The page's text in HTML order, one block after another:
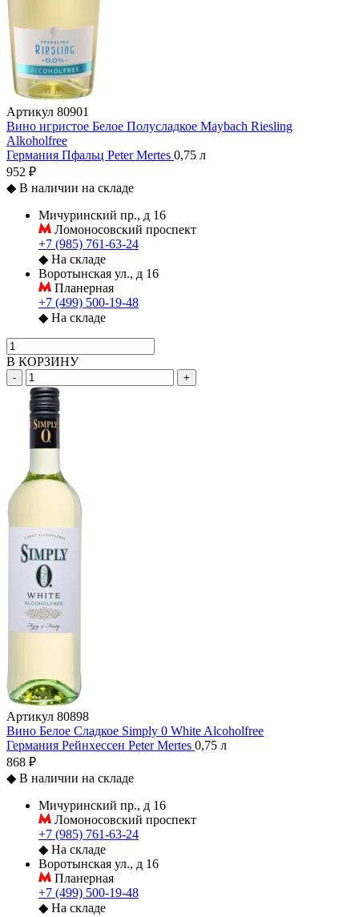
Артикул 80901
Вино игристое Белое Полусладкое Maybach Riesling
Alkoholfree
Германия Пфальц Peter Mertes 0,75 л
952 ₽
◆ В наличии на складе
Мичуринский пр., д 16
Ломоносовский проспект
+7 (985) 761-63-24
◆ На складе
Воротынская ул., д 16
Планерная
+7 (499) 500-19-48
◆ На складе
В КОРЗИНУ
- +
Артикул 80898
Вино Белое Сладкое Simply 0 White Alcoholfree
Германия Рейнхессен Peter Mertes 0,75 л
868 ₽
◆ В наличии на складе
Мичуринский пр., д 16
Ломоносовский проспект
+7 (985) 761-63-24
◆ На складе
Воротынская ул., д 16
Планерная
+7 (499) 500-19-48
◆ На складе